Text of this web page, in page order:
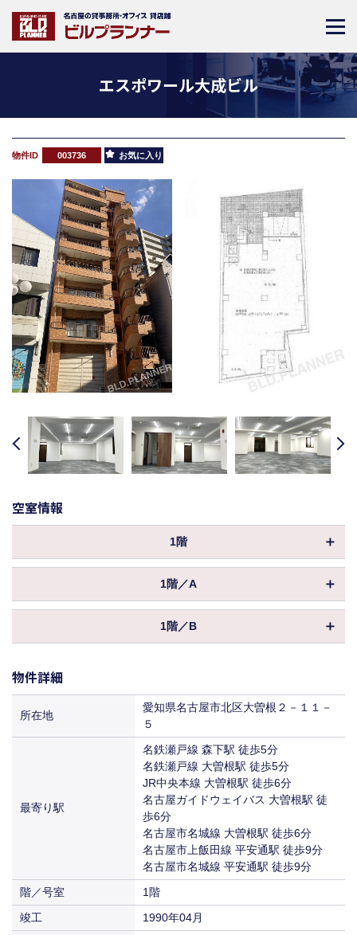
エスポワール大成ビル
物件ID 003736 お気に入り
Next
空室情報
1階
物件ID
003736
3,374,960円
共益費
賃料
464,057円
即入居
1階／A
物件ID
169775
保証金／敷金
-3 100% -5 80% -10 50% 10- 30%
274,472円
（8,800円／坪）
相談
1階／B
坪数
保証金／敷金
2,052,920円
-3 100% -5 80% -10 50% 10- 30%
込
賃料
282,276円
相談
物件詳細
所在地
愛知県名古屋市北区大曽根２－１１－
５
最寄り駅
名鉄瀬戸線 森下駅 徒歩5分
名鉄瀬戸線 大曽根駅 徒歩5分
JR中央本線 大曽根駅 徒歩6分
名古屋ガイドウェイバス 大曽根駅 徒
歩6分
名古屋市名城線 大曽根駅 徒歩6分
名古屋市上飯田線 平安通駅 徒歩9分
名古屋市名城線 平安通駅 徒歩9分
階／号室
1階
竣工
1990年04月